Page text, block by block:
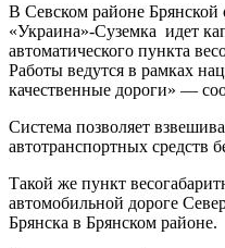
В Севском районе Брянской
«Украина»-Суземка идет
автоматического пункта
Работы ведутся в рамках
качественные дороги» —
Система позволяет
автотранспортных средств
Такой же пункт
автомобильной дороге
Брянска в Брянском районе.